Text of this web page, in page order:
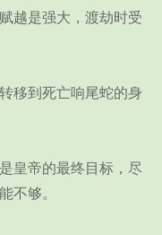
是强大，渡劫时受
到死亡响尾蛇的身
帝的最终目标，尽
不够。